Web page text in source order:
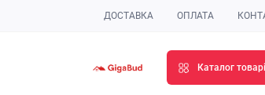
ДОСТАВКА ОПЛАТА
Каталог